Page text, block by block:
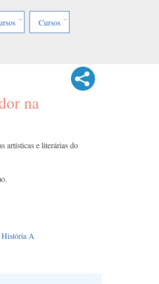
Cursos
na
artísticas e literárias do
História A